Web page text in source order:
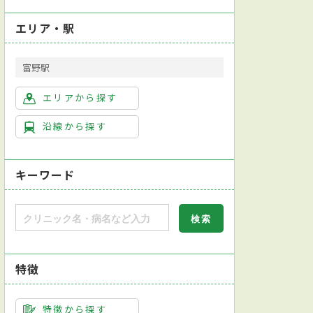
エリア・駅
富野駅
エリアから探す
沿線から探す
キーワード
特徴
特徴から探す